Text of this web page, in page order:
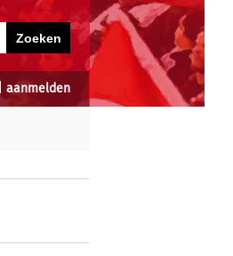
aanmelden